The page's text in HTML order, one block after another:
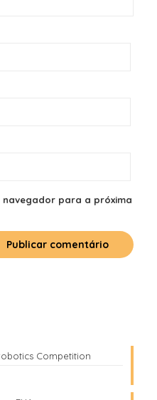
navegador para a próxima
Competition